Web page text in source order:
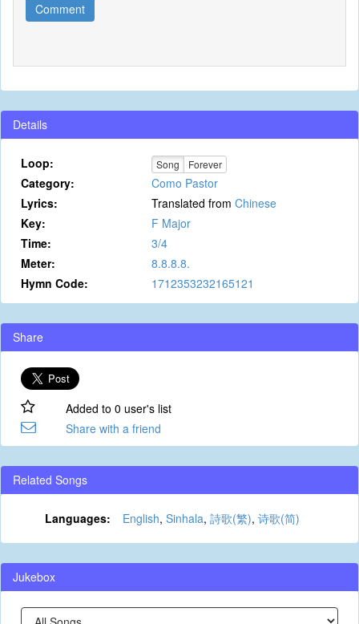
Comment
Details
Loop: Song Forever
Category:
Como Pastor
Lyrics:
Translated from Chinese
Key:
F Major
Time:
3/4
Meter:
8.8.8.8.
Hymn Code:
1712353232165121
Share
Added to 0 user's list
Share with a friend
Related Songs
Languages: English, Sinhala, 詩歌(繁), 诗歌(简)
Jukebox